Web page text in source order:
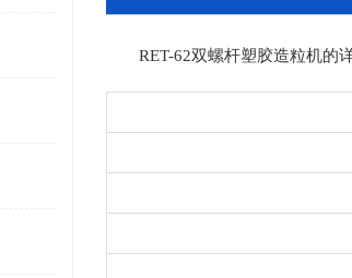
RET-62双螺杆塑胶造粒机的